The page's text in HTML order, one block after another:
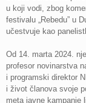
u koji vodi, zbog
festivalu „Rebedu” u
učestvuje kao
Od 14. marta 2024.
profesor novinarstva
i programski direktor
i život članova svoje
meta javne kampanje